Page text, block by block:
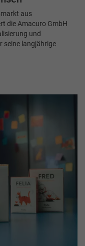
aus
die Amacuro GmbH
und
seine langjährige